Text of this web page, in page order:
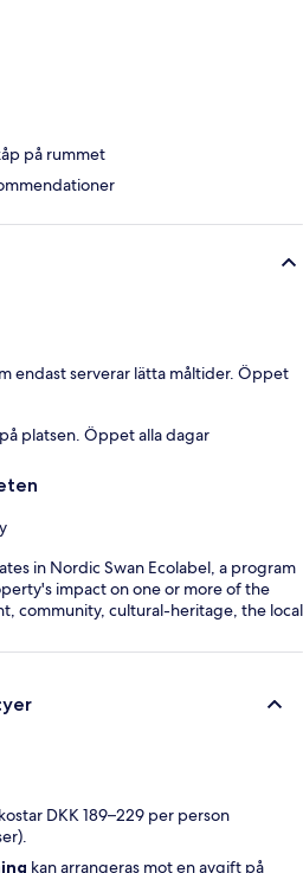
på rummet
endast serverar lätta måltider. Öppet
platsen. Öppet alla dagar
in Nordic Swan Ecolabel, a program
impact on one or more of the
community, cultural-heritage, the local
kostar DKK 189–229 per person
kan arrangeras mot en avgift på